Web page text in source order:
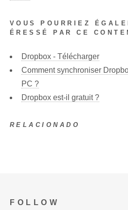
VOUS POURRIEZ
ÉRESSÉ PAR CE
Dropbox - Télécharger
Comment synchroniser
PC ?
Dropbox est-il gratuit ?
RELACIONADO
FOLLOW